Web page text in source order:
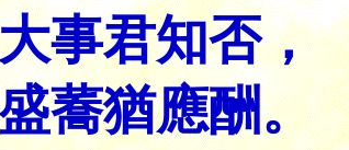
事君知否，
蕎猶應酬。